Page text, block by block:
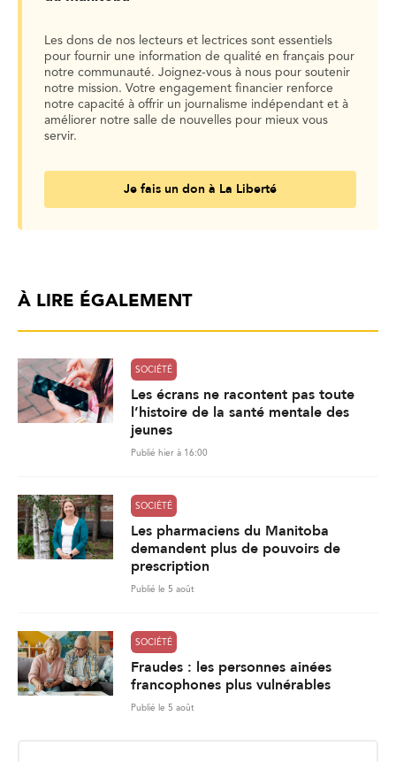
Les dons de nos lecteurs et lectrices sont essentiels
pour fournir une information de qualité en français pour
notre communauté. Joignez-vous à nous pour soutenir
notre mission. Votre engagement financier renforce
notre capacité à offrir un journalisme indépendant et à
améliorer notre salle de nouvelles pour mieux vous
servir.
Je fais un don à La Liberté
À LIRE ÉGALEMENT
SOCIÉTÉ
Les écrans ne racontent pas toute
l’histoire de la santé mentale des
jeunes
Publié hier à 16:00
SOCIÉTÉ
Les pharmaciens du Manitoba
demandent plus de pouvoirs de
prescription
Publié le 5 août
SOCIÉTÉ
Fraudes : les personnes ainées
francophones plus vulnérables
Publié le 5 août